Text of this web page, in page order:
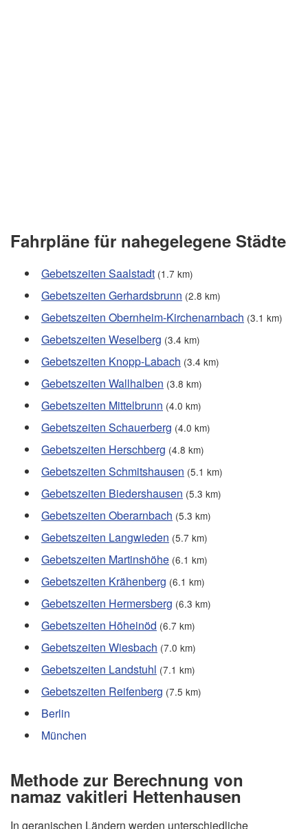
Fahrpläne für nahegelegene Städte
Gebetszeiten Saalstadt (1.7 km)
Gebetszeiten Gerhardsbrunn (2.8 km)
Gebetszeiten Obernheim-Kirchenarnbach (3.1 km)
Gebetszeiten Weselberg (3.4 km)
Gebetszeiten Knopp-Labach (3.4 km)
Gebetszeiten Wallhalben (3.8 km)
Gebetszeiten Mittelbrunn (4.0 km)
Gebetszeiten Schauerberg (4.0 km)
Gebetszeiten Herschberg (4.8 km)
Gebetszeiten Schmitshausen (5.1 km)
Gebetszeiten Biedershausen (5.3 km)
Gebetszeiten Oberarnbach (5.3 km)
Gebetszeiten Langwieden (5.7 km)
Gebetszeiten Martinshöhe (6.1 km)
Gebetszeiten Krähenberg (6.1 km)
Gebetszeiten Hermersberg (6.3 km)
Gebetszeiten Höheinöd (6.7 km)
Gebetszeiten Wiesbach (7.0 km)
Gebetszeiten Landstuhl (7.1 km)
Gebetszeiten Reifenberg (7.5 km)
Berlin
München
Methode zur Berechnung von
namaz vakitleri Hettenhausen
In geranischen Ländern werden unterschiedliche